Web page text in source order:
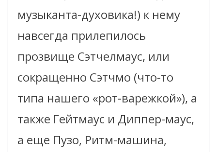
музыканта-духовика!) к нему
навсегда прилепилось
прозвище Сэтчелмаус, или
сокращенно Сэтчмо (что-то
типа нашего «рот-варежкой»), а
также Гейтмаус и Диппер-маус,
а еще Пузо, Ритм-машина,